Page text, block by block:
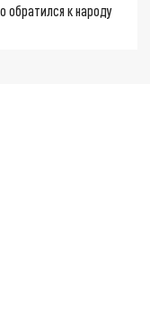
обратился к народу